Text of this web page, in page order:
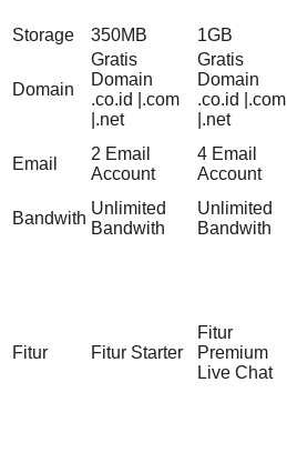
Storage 350MB 1GB
Domain
Gratis
Domain
.co.id |.com
|.net
Gratis
Domain
.co.id |.com
|.net
Email
2 Email
Account
4 Email
Account
Bandwith
Unlimited
Bandwith
Unlimited
Bandwith
Fitur Fitur Starter
Fitur
Premium
Live Chat